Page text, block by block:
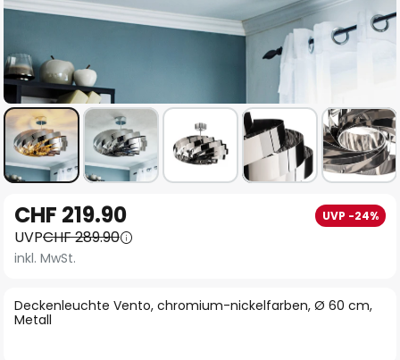
Anfang
der
Bildgalerie
Deckenleuchte Vento, chromium-nickelfarben, Ø 60 cm,
Metall
CHF 219.90 UVP -24%
UVPCHF 289.90
inkl. MwSt.